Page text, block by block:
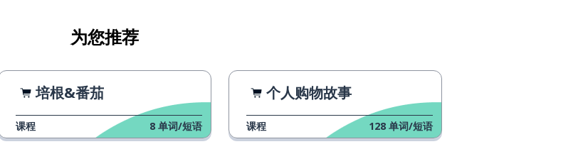
为您推荐
培根&番茄
课程 8 单词/短语
个人购物故事
课程 128 单词/短语